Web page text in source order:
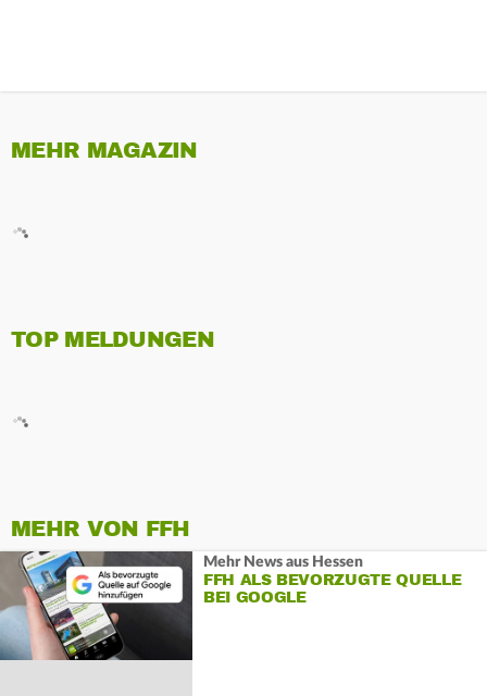
MEHR MAGAZIN
TOP MELDUNGEN
MEHR VON FFH
Mehr News aus Hessen
FFH ALS BEVORZUGTE QUELLE
BEI GOOGLE